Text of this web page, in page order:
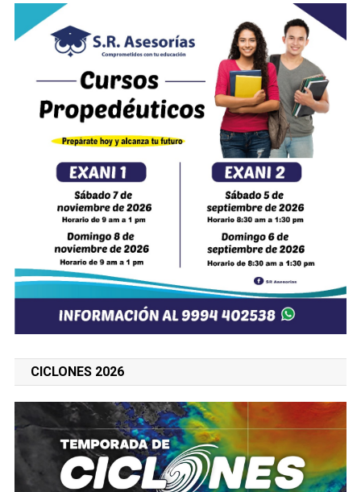
CICLONES 2026